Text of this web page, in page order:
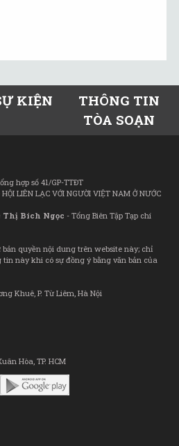
KIỆN
THÔNG TIN
TÒA SOẠN
hợp số 41/GP-TTĐT
LIÊN LẠC VỚI NGƯỜI VIỆT NAM Ở NƯỚC
Thị Bích Ngọc - Tổng Biên Tập Tạp chí
quyền nội dung trên website này; chỉ
này khi có sự đồng ý bằng văn bản của
Khuê, P. Từ Liêm, Hà Nội
Hòa, TP. HCM